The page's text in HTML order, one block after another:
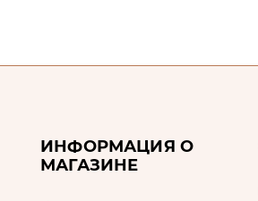
ИНФОРМАЦИЯ О
МАГАЗИНЕ